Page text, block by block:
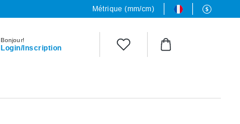
Métrique (mm/cm)
Bonjour!
Login/Inscription